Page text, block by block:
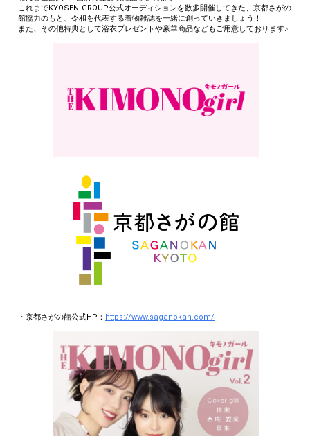
CREATEs 公式HP：https://createsnet.jp/
★10時間以上配信記念特典★
【本イベント参加者で各本選出場権 決勝までに配信時間が10時間突破した
＼天然由来100％処方プライベートエリアまで、うるおう、整う。「フレグ
ランスボディミスト」【1本】プレゼント！／
これまでKYOSEN GROUP公式オーディションを数多開催してきた、京都さがの
館協力のもと、令和を代表する着物雑誌を一緒に創っていきましょう！
また、その他特典として浴衣プレゼントや豪華商品などもご用意しております♪
・京都さがの館公式HP： https://www.saganokan.com/